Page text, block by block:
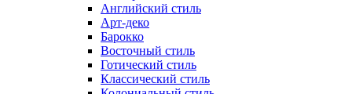
Английский стиль
Арт-деко
Барокко
Восточный стиль
Готический стиль
Классический стиль